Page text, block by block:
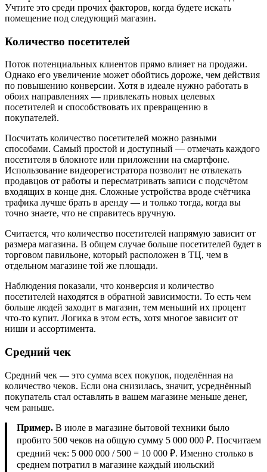
Учтите это среди прочих факторов, когда будете искать
помещение под следующий магазин.
Количество посетителей
Поток потенциальных клиентов прямо влияет на продажи.
Однако его увеличение может обойтись дороже, чем действия
по повышению конверсии. Хотя в идеале нужно работать в
обоих направлениях — привлекать новых целевых
посетителей и способствовать их превращению в
покупателей.
Посчитать количество посетителей можно разными
способами. Самый простой и доступный — отмечать каждого
посетителя в блокноте или приложении на смартфоне.
Использование видеорегистратора позволит не отвлекать
продавцов от работы и пересматривать записи с подсчётом
входящих в конце дня. Сложные устройства вроде счётчика
трафика лучше брать в аренду — и только тогда, когда вы
точно знаете, что не справитесь вручную.
Считается, что количество посетителей напрямую зависит от
размера магазина. В общем случае больше посетителей будет в
торговом павильоне, который расположен в ТЦ, чем в
отдельном магазине той же площади.
Наблюдения показали, что конверсия и количество
посетителей находятся в обратной зависимости. То есть чем
больше людей заходит в магазин, тем меньший их процент
что-то купит. Логика в этом есть, хотя многое зависит от
ниши и ассортимента.
Средний чек
Средний чек — это сумма всех покупок, поделённая на
количество чеков. Если она снизилась, значит, усреднённый
покупатель стал оставлять в вашем магазине меньше денег,
чем раньше.
Пример. В июле в магазине бытовой техники было
пробито 500 чеков на общую сумму 5 000 000 ₽. Посчитаем
средний чек: 5 000 000 / 500 = 10 000 ₽. Именно столько в
среднем потратил в магазине каждый июльский